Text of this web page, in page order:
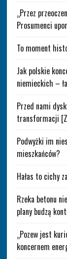
„Przez
Prosumenci
To moment
Jak polskie
niemieckich –
Przed nami
transformacji
Podwyżki im
mieszkańców?
Hałas to cichy
Rzeka betonu
plany budzą
„Pozew jest
koncernem